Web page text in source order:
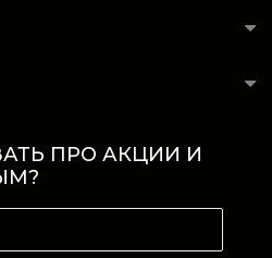
ПРО АКЦИИ И